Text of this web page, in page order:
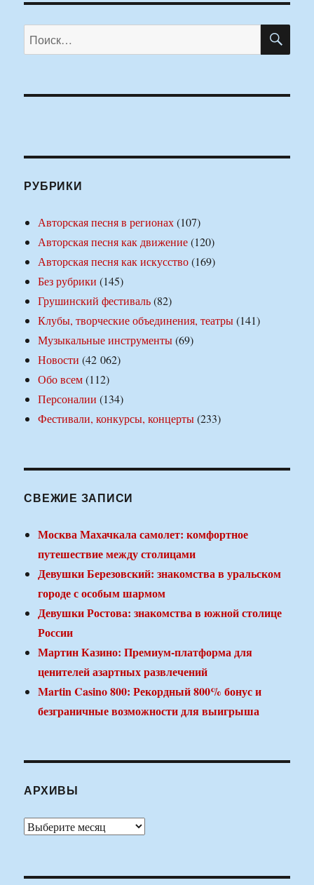
Искать:
РУБРИКИ
Авторская песня в регионах(107)
Авторская песня как движение(120)
Авторская песня как искусство(169)
Без рубрики (145)
Грушинский фестиваль(82)
Клубы, творческие объединения, театры(141)
Музыкальные инструменты(69)
Новости (42 062)
Обо всем(112)
Персоналии (134)
Фестивали, конкурсы, концерты(233)
СВЕЖИЕ ЗАПИСИ
Москва Махачкала самолет: комфортное
путешествие между столицами
Девушки Березовский: знакомства в уральском
городе с особым шармом
Девушки Ростова: знакомства в южной столице
России
Мартин Казино: Премиум-платформа для
ценителей азартных развлечений
Martin Casino 800: Рекордный 800% бонус и
безграничные возможности для выигрыша
АРХИВЫ
Архивы